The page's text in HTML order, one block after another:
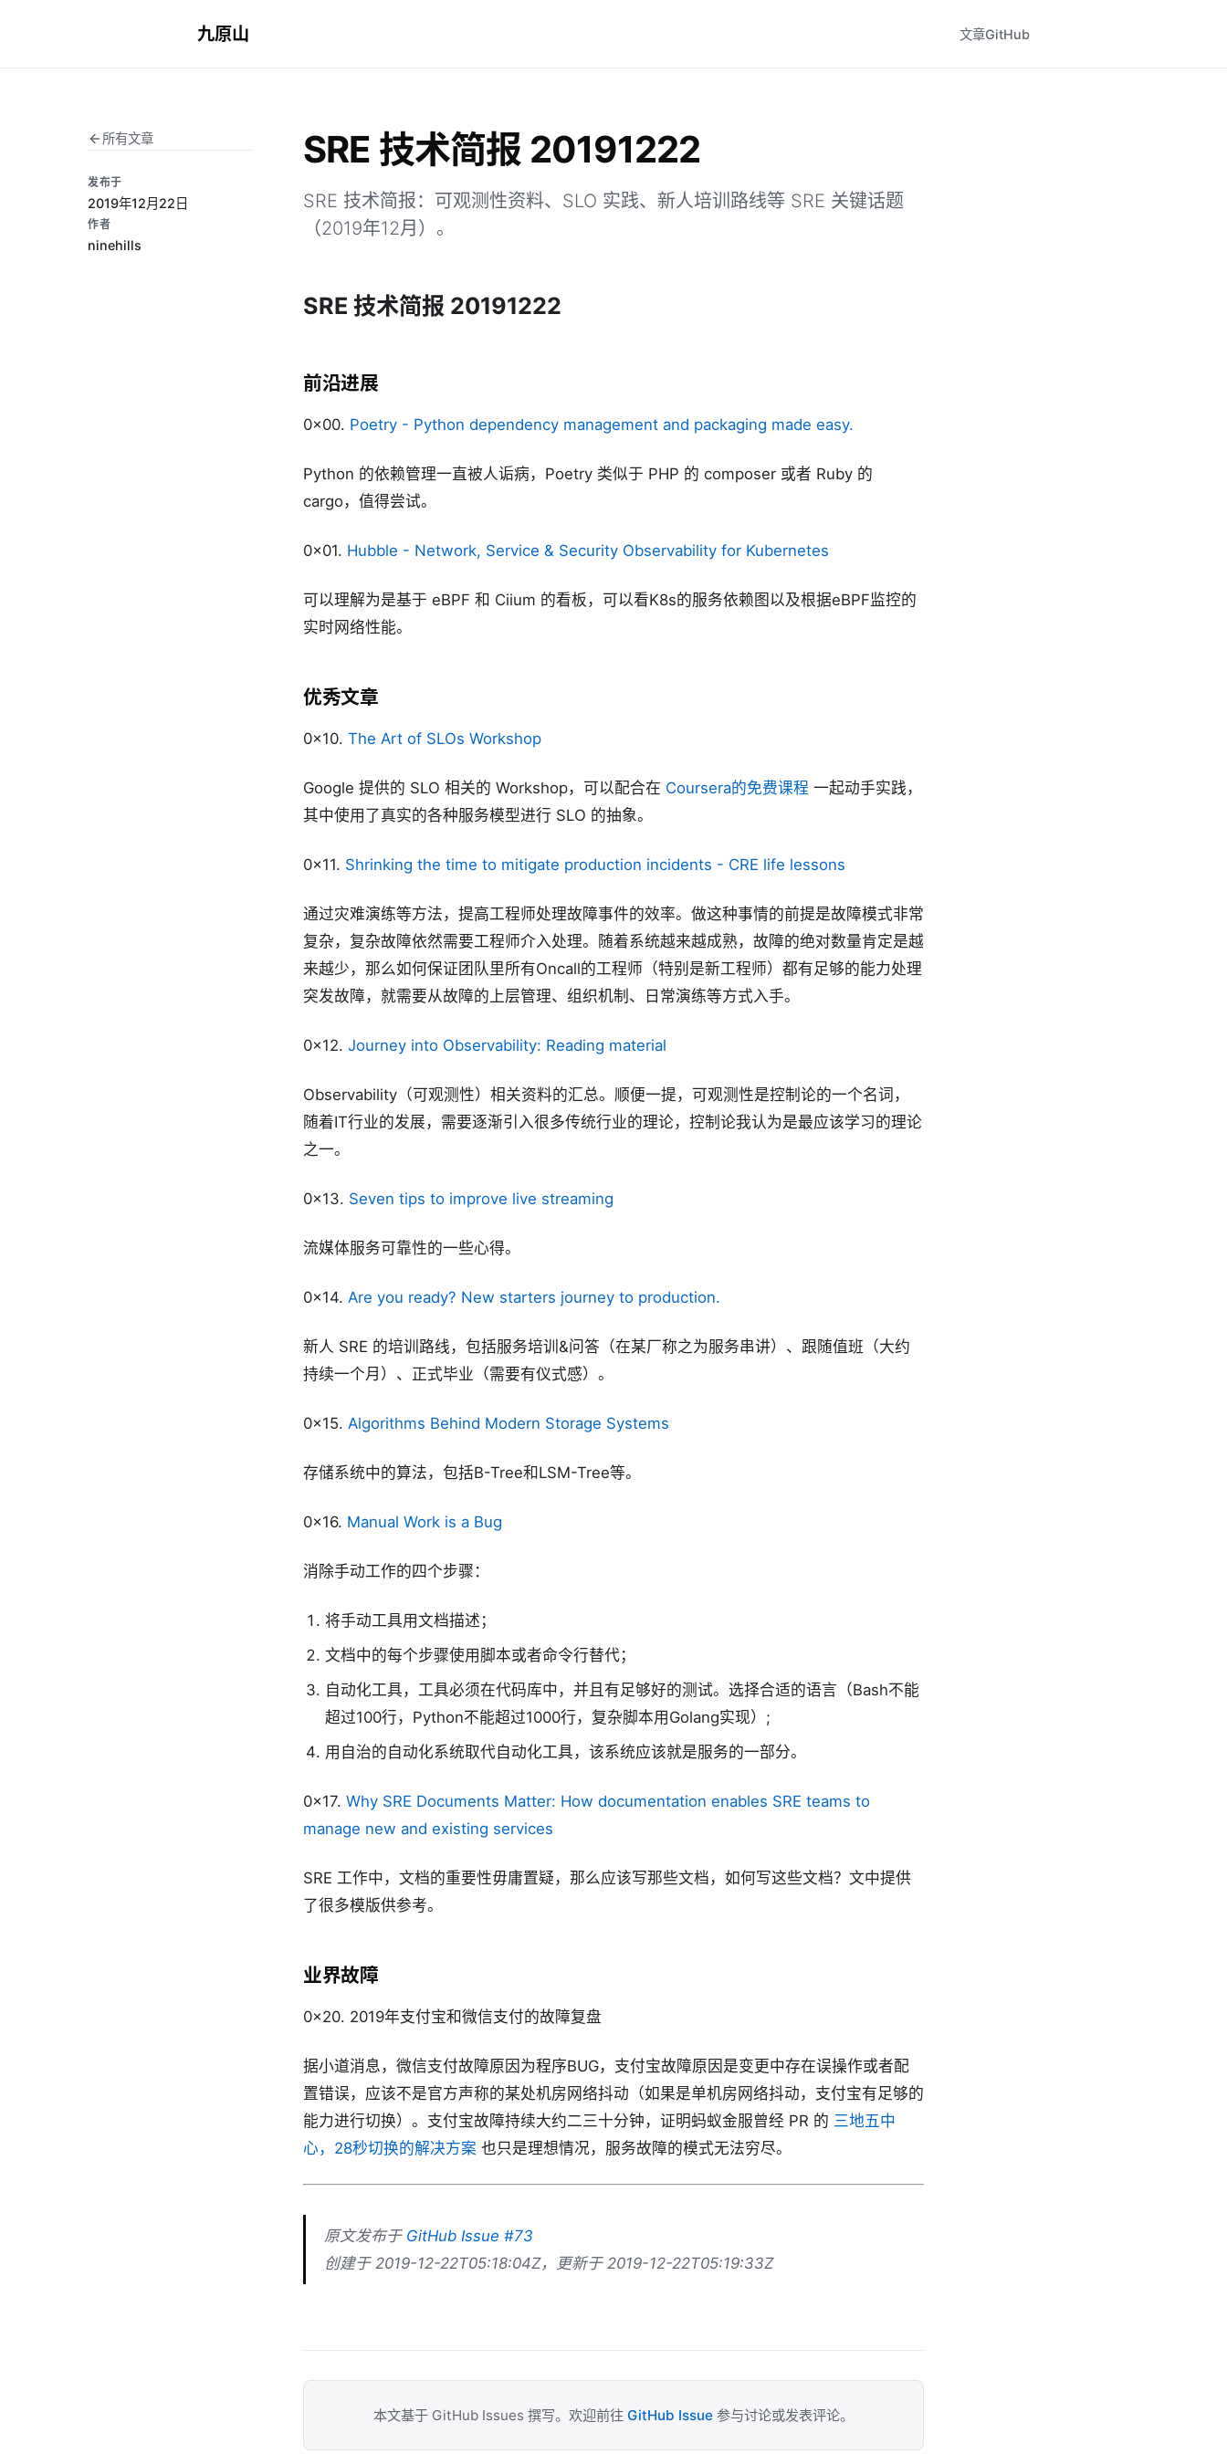
九原山 文章GitHub
所有文章
发布于
2019年12月22日
作者
ninehills
SRE 技术简报 20191222
SRE 技术简报：可观测性资料、SLO 实践、新人培训路线等 SRE 关键话题
（2019年12月）。
SRE 技术简报 20191222
前沿进展
0x00. Poetry - Python dependency management and packaging made easy.
Python 的依赖管理一直被人诟病，Poetry 类似于 PHP 的 composer 或者 Ruby 的
cargo，值得尝试。
0x01. Hubble - Network, Service & Security Observability for Kubernetes
可以理解为是基于 eBPF 和 Ciium 的看板，可以看K8s的服务依赖图以及根据eBPF监控的
实时网络性能。
优秀文章
0x10. The Art of SLOs Workshop
Google 提供的 SLO 相关的 Workshop，可以配合在 Coursera的免费课程 一起动手实践，
其中使用了真实的各种服务模型进行 SLO 的抽象。
0x11. Shrinking the time to mitigate production incidents - CRE life lessons
通过灾难演练等方法，提高工程师处理故障事件的效率。做这种事情的前提是故障模式非常
复杂，复杂故障依然需要工程师介入处理。随着系统越来越成熟，故障的绝对数量肯定是越
来越少，那么如何保证团队里所有Oncall的工程师（特别是新工程师）都有足够的能力处理
突发故障，就需要从故障的上层管理、组织机制、日常演练等方式入手。
0x12. Journey into Observability: Reading material
Observability（可观测性）相关资料的汇总。顺便一提，可观测性是控制论的一个名词，
随着IT行业的发展，需要逐渐引入很多传统行业的理论，控制论我认为是最应该学习的理论
之一。
0x13. Seven tips to improve live streaming
流媒体服务可靠性的一些心得。
0x14. Are you ready? New starters journey to production.
新人 SRE 的培训路线，包括服务培训&问答（在某厂称之为服务串讲）、跟随值班（大约
持续一个月）、正式毕业（需要有仪式感）。
0x15. Algorithms Behind Modern Storage Systems
存储系统中的算法，包括B-Tree和LSM-Tree等。
0x16. Manual Work is a Bug
消除手动工作的四个步骤：
将手动工具用文档描述；
文档中的每个步骤使用脚本或者命令行替代；
自动化工具，工具必须在代码库中，并且有足够好的测试。选择合适的语言（Bash不能
超过100行，Python不能超过1000行，复杂脚本用Golang实现）;
用自治的自动化系统取代自动化工具，该系统应该就是服务的一部分。
0x17. Why SRE Documents Matter: How documentation enables SRE teams to
manage new and existing services
SRE 工作中，文档的重要性毋庸置疑，那么应该写那些文档，如何写这些文档？文中提供
了很多模版供参考。
业界故障
0x20. 2019年支付宝和微信支付的故障复盘
据小道消息，微信支付故障原因为程序BUG，支付宝故障原因是变更中存在误操作或者配
置错误，应该不是官方声称的某处机房网络抖动（如果是单机房网络抖动，支付宝有足够的
能力进行切换）。支付宝故障持续大约二三十分钟，证明蚂蚁金服曾经 PR 的 三地五中
心，28秒切换的解决方案 也只是理想情况，服务故障的模式无法穷尽。
原文发布于 GitHub Issue #73
创建于 2019-12-22T05:18:04Z，更新于 2019-12-22T05:19:33Z
本文基于 GitHub Issues 撰写。欢迎前往 GitHub Issue 参与讨论或发表评论。